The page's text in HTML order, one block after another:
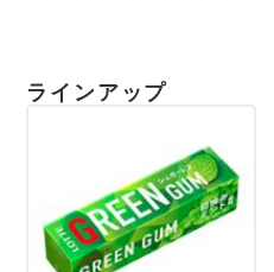
ラインアップ